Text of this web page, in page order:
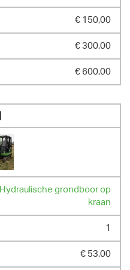
€ 150,00
€ 300,00
€ 600,00
Hydraulische grondboor op
kraan
1
€ 53,00